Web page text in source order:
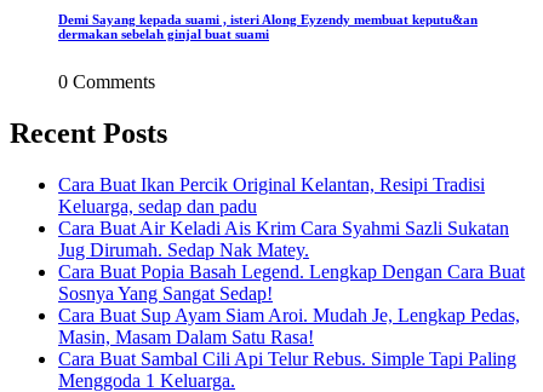
Demi Sayang kepada suami , isteri Along Eyzendy membuat keputu&an
dermakan sebelah ginjal buat suami
0 Comments
Recent Posts
Cara Buat Ikan Percik Original Kelantan, Resipi Tradisi
Keluarga, sedap dan padu
Cara Buat Air Keladi Ais Krim Cara Syahmi Sazli Sukatan
Jug Dirumah. Sedap Nak Matey.
Cara Buat Popia Basah Legend. Lengkap Dengan Cara Buat
Sosnya Yang Sangat Sedap!
Cara Buat Sup Ayam Siam Aroi. Mudah Je, Lengkap Pedas,
Masin, Masam Dalam Satu Rasa!
Cara Buat Sambal Cili Api Telur Rebus. Simple Tapi Paling
Menggoda 1 Keluarga.